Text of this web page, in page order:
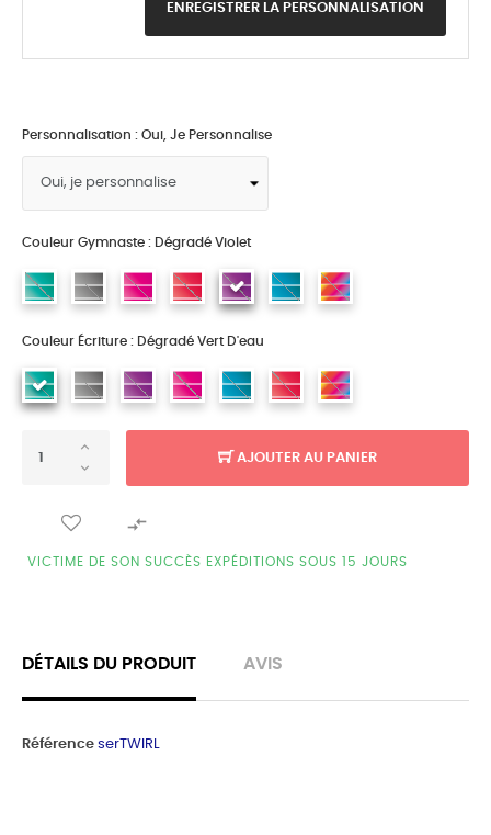
ENREGISTRER LA PERSONNALISATION
Personnalisation : Oui, Je Personnalise
Couleur Gymnaste : Dégradé Violet
Couleur Écriture : Dégradé Vert D'eau
AJOUTER AU PANIER

VICTIME DE SON SUCCÈS EXPÉDITIONS SOUS 15 JOURS
DÉTAILS DU PRODUIT AVIS
Référence serTWIRL